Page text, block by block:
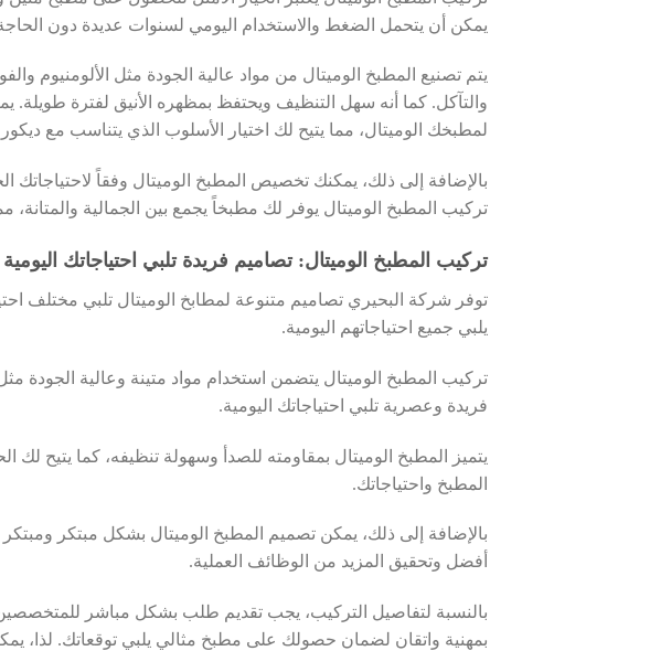
يمكن أن يتحمل الضغط والاستخدام اليومي لسنوات عديدة دون الحاجة
يتم تصنيع المطبخ الوميتال من مواد عالية الجودة مثل الألومنيوم
والتآكل. كما أنه سهل التنظيف ويحتفظ بمظهره الأنيق لفترة
لمطبخك الوميتال، مما يتيح لك اختيار الأسلوب الذي يتناسب مع
بالإضافة إلى ذلك، يمكنك تخصيص المطبخ الوميتال وفقاً لاحتياجاتك
تركيب المطبخ الوميتال يوفر لك مطبخاً يجمع بين الجمالية والمتانة،
تركيب المطبخ الوميتال: تصاميم فريدة تلبي احتياجاتك اليومية
توفر شركة البحيري تصاميم متنوعة لمطابخ الوميتال تلبي مختلف
يلبي جميع احتياجاتهم اليومية.
تركيب المطبخ الوميتال يتضمن استخدام مواد متينة وعالية الجودة
فريدة وعصرية تلبي احتياجاتك اليومية.
يتميز المطبخ الوميتال بمقاومته للصدأ وسهولة تنظيفه، كما
المطبخ واحتياجاتك.
بالإضافة إلى ذلك، يمكن تصميم المطبخ الوميتال بشكل مبتكر
أفضل وتحقيق المزيد من الوظائف العملية.
بالنسبة لتفاصيل التركيب، يجب تقديم طلب بشكل مباشر
بمهنية واتقان لضمان حصولك على مطبخ مثالي يلبي توقعاتك. لذا،